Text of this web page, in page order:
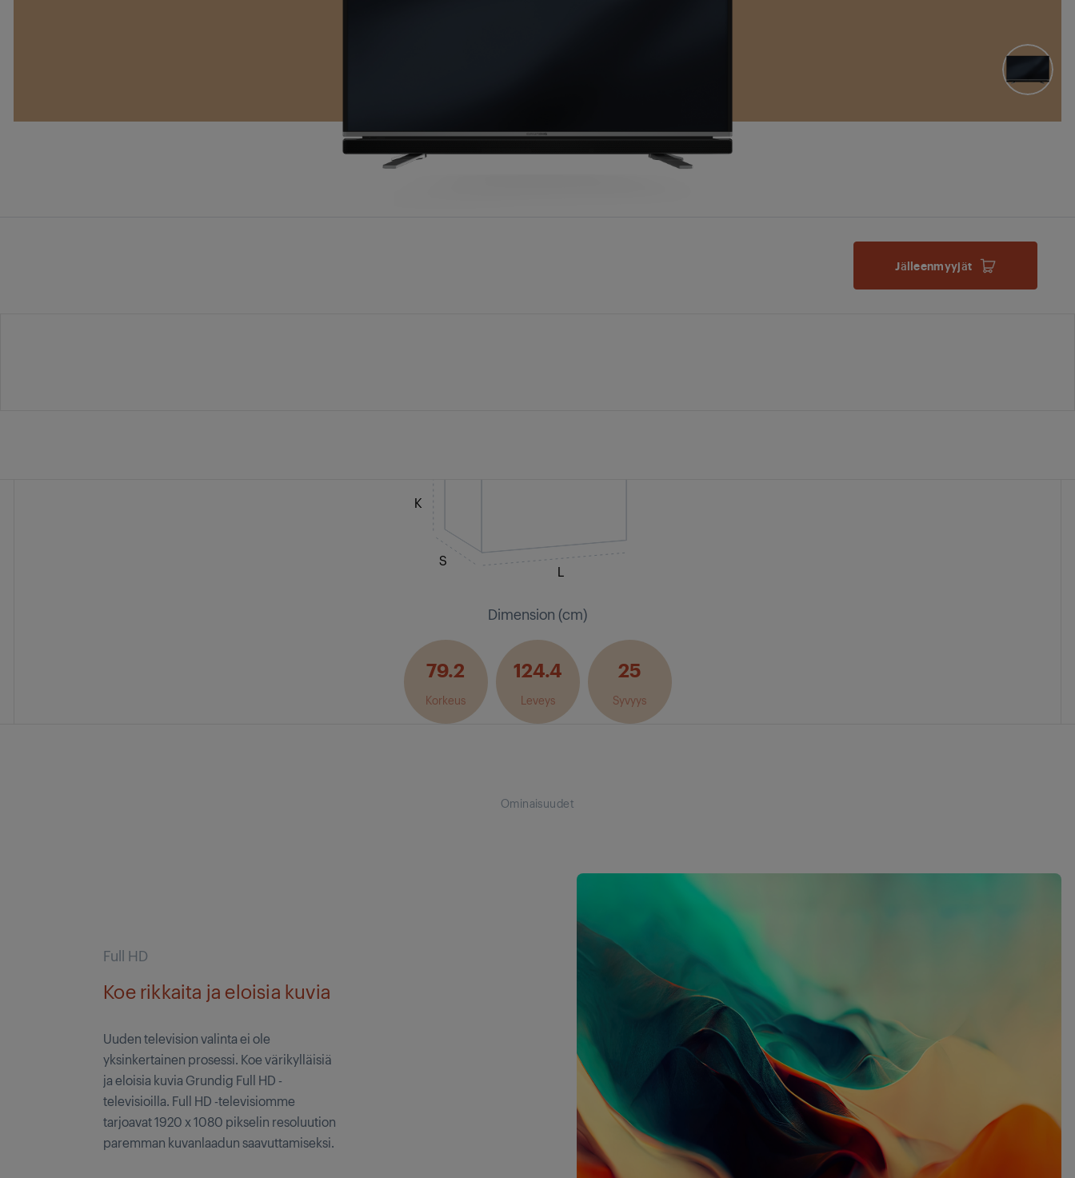
Jälleenmyyjät
K
S
L
Dimension (cm)
79.2
Korkeus
124.4
Leveys
25
Syvyys
Ominaisuudet
Full HD
Koe rikkaita ja eloisia kuvia
Uuden television valinta ei ole
yksinkertainen prosessi. Koe värikylläisiä
ja eloisia kuvia Grundig Full HD -
televisioilla. Full HD -televisiomme
tarjoavat 1920 x 1080 pikselin resoluution
paremman kuvanlaadun saavuttamiseksi.